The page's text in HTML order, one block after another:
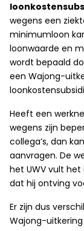
wegens een
minimumloon
loonwaarde en
wordt bepaald
een Wajong-
Heeft een
wegens zijn
collega’s, dan
aanvragen. De
het UWV vult
dat hij ontving
Er zijn dus
Wajong-